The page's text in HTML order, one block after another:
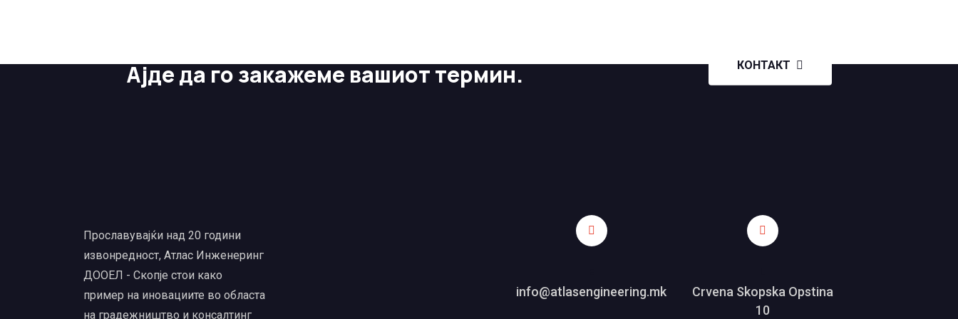
Ајде да го закажеме вашиот термин. КОНТАКТ
Прославувајќи над 20 години
извонредност, Атлас Инженеринг
ДООЕЛ - Скопје стои како
пример на иновациите во областа
на градежништво и консалтинг
info@atlasengineering.mk
Crvena Skopska Opstina
10